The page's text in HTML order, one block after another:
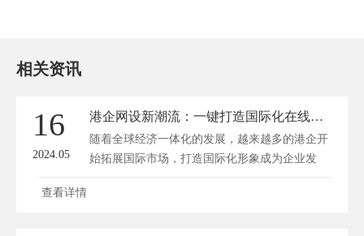
相关资讯
16
2024.05
港企网设新潮流：一键打造国际化在线门面
随着全球经济一体化的发展，越来越多的港企开
始拓展国际市场，打造国际化形象成为企业发
展...
查看详情